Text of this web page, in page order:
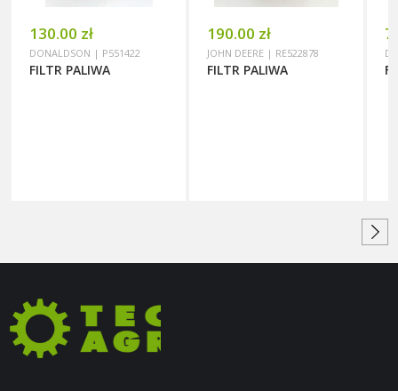
130.00 zł
DONALDSON | P551422
FILTR PALIWA
190.00 zł
JOHN DEERE | RE522878
FILTR PALIWA